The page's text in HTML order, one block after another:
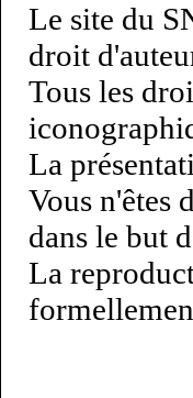
Le site du
droit
Tous les
La
Vous n'êtes
dans le but
La